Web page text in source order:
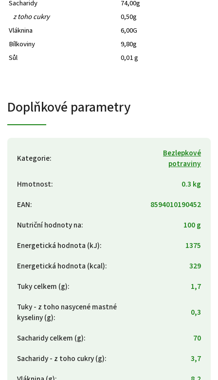
Sacharidy
74,00g
z toho cukry
0,50g
Vláknina
6,00G
Bílkoviny
9,80g
Sůl
0,01 g
Doplňkové parametry
Kategorie:
Bezlepkové
potraviny
Hmotnost:
0.3 kg
EAN:
8594010190452
Nutriční hodnoty na:
100 g
Energetická hodnota (kJ):
1375
Energetická hodnota (kcal):
329
Tuky celkem (g):
1,7
Tuky - z toho nasycené mastné
kyseliny (g): 0,3
Sacharidy celkem (g):
70
Sacharidy - z toho cukry (g):
3,7